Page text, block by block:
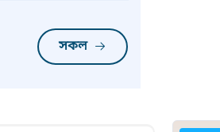
সকল